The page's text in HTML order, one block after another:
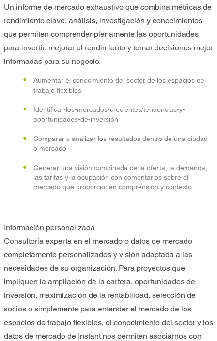
Un informe de mercado exhaustivo que combina métricas de
rendimiento clave, análisis, investigación y conocimientos
que permiten comprender plenamente las oportunidades
para invertir, mejorar el rendimiento y tomar decisiones mejor
informadas para su negocio.
Aumentar el conocimiento del sector de los espacios de
trabajo flexibles
Identificar-los-mercados-crecientes/tendencias-y-
oportunidades-de-inversión
Comparar y analizar los resultados dentro de una ciudad
o mercado
Generar una visión combinada de la oferta, la demanda,
las tarifas y la ocupación con comentarios sobre el
mercado que proporcionen comprensión y contexto
Información personalizada
Consultoría experta en el mercado o datos de mercado
completamente personalizados y visión adaptada a las
necesidades de su organización. Para proyectos que
impliquen la ampliación de la cartera, oportunidades de
inversión, maximización de la rentabilidad, selección de
socios o simplemente para entender el mercado de los
espacios de trabajo flexibles, el conocimiento del sector y los
datos de mercado de Instant nos permiten asociarnos con